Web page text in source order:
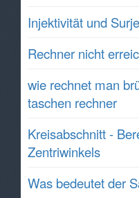
Injektivität und
Rechner nicht
wie rechnet man
taschen rechner
Kreisabschnitt -
Zentriwinkels
Was bedeutet der